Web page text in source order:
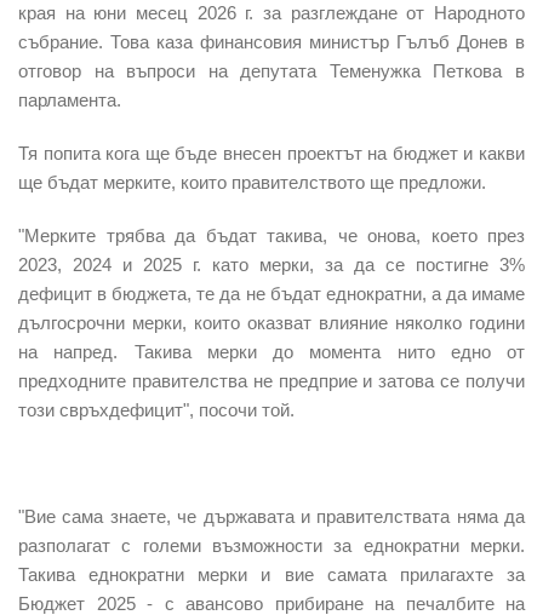
края на юни месец 2026 г. за разглеждане от Народното
събрание. Това каза финансовия министър Гълъб Донев в
отговор на въпроси на депутата Теменужка Петкова в
парламента.
Тя попита кога ще бъде внесен проектът на бюджет и какви
ще бъдат мерките, които правителството ще предложи.
"Мерките трябва да бъдат такива, че онова, което през
2023, 2024 и 2025 г. като мерки, за да се постигне 3%
дефицит в бюджета, те да не бъдат еднократни, а да имаме
дългосрочни мерки, които оказват влияние няколко години
на напред. Такива мерки до момента нито едно от
предходните правителства не предприе и затова се получи
този свръхдефицит", посочи той.
"Вие сама знаете, че държавата и правителствата няма да
разполагат с големи възможности за еднократни мерки.
Такива еднократни мерки и вие самата прилагахте за
Бюджет 2025 - с авансово прибиране на печалбите на